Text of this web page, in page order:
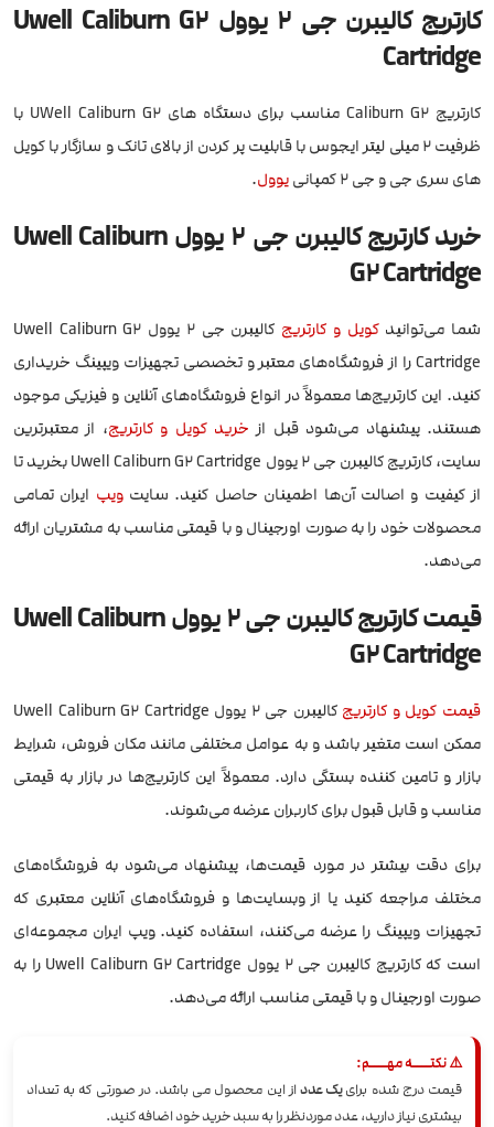
کارتریج کالیبرن جی 2 یوول Uwell Caliburn G2
Cartridge
کارتریج Caliburn G2 مناسب برای دستگاه های UWell Caliburn G2 با
ظرفیت 2 میلی لیتر ایجوس با قابلیت پر کردن از بالای تانک و سازگار با کویل
های سری جی و جی ۲ کمپانی
یوول.
خرید کارتریج کالیبرن جی 2 یوول Uwell Caliburn
G2 Cartridge
شما می‌توانیدکویل و کارتریج
کالیبرن جی 2 یوول Uwell Caliburn G2
Cartridge را از فروشگاه‌های معتبر و تخصصی تجهیزات ویپینگ خریداری
کنید. این کارتریج‌ها معمولاً در انواع فروشگاه‌های آنلاین و فیزیکی موجود
هستند. پیشنهاد می‌شود قبل از خرید کویل و کارتریج، از معتبرترین
سایت، کارتریج کالیبرن جی 2 یوول Uwell Caliburn G2 Cartridge بخرید تا
از کیفیت و اصالت آن‌ها اطمینان حاصل کنید. سایتویپ ایران تمامی
محصولات خود را به صورت اورجینال و با قیمتی مناسب به مشتریان ارائه
می‌دهد.
قیمت کارتریج کالیبرن جی 2 یوول Uwell Caliburn
G2 Cartridge
قیمت کویل و کارتریج
کالیبرن جی 2 یوول Uwell Caliburn G2 Cartridge
ممکن است متغیر باشد و به عوامل مختلفی مانند مکان فروش، شرایط
بازار و تامین کننده بستگی دارد. معمولاً این کارتریج‌ها در بازار به قیمتی
مناسب و قابل قبول برای کاربران عرضه می‌شوند.
برای دقت بیشتر در مورد قیمت‌ها، پیشنهاد می‌شود به فروشگاه‌های
مختلف مراجعه کنید یا از وبسایت‌ها و فروشگاه‌های آنلاین معتبری که
تجهیزات ویپینگ را عرضه می‌کنند، استفاده کنید. ویپ ایران مجموعه‌ای
است که کارتریج کالیبرن جی 2 یوول Uwell Caliburn G2 Cartridge را به
صورت اورجینال و با قیمتی مناسب ارائه می‌دهد.
⚠️ نکتــــه مهــــم:
قیمت درج شده براییک عدداز این محصول می باشد. در صورتی که به تعداد
بیشتری نیاز دارید، عدد موردنظر را به سبد خرید خود اضافه کنید.